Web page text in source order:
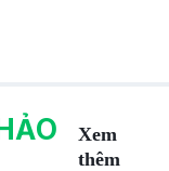
Xem
thêm